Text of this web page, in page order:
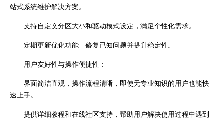
站式系统维护解决方案。
支持自定义分区大小和驱动模式设定，满足个性化需求。
定期更新优化功能，修复已知问题并提升稳定性。
用户友好性与操作便捷性：
界面简洁直观，操作流程清晰，即使无专业知识的用户也能快
速上手。
提供详细教程和在线社区支持，帮助用户解决使用过程中遇到